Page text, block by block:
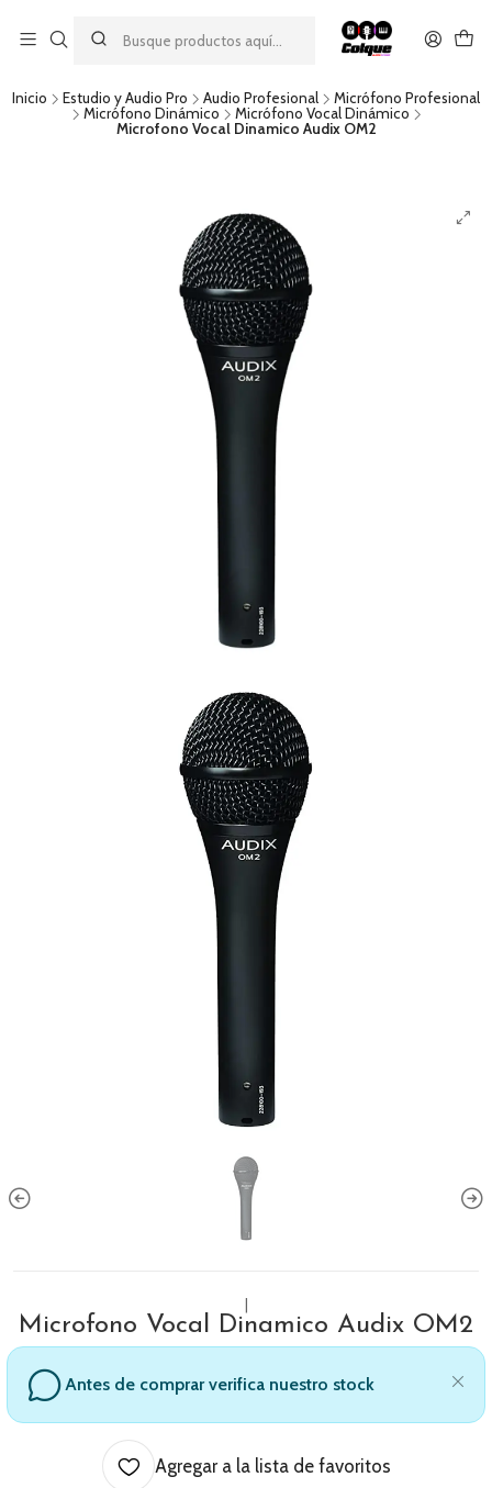
descuento por pago con transferencia bancaria
por una compra mínima de $49.990. Este descuento no es
acumulable a otras promociones ni aplicable a gastos de envío.
Inicio Estudio y Audio Pro Audio Profesional
Micrófono Profesional
Micrófono Dinámico
Micrófono Vocal Dinámico
Microfono Vocal Dinamico Audix OM2
Microfono Vocal Dinamico Audix OM2
Antes de comprar verifica nuestro stock
Agregar a la lista de favoritos